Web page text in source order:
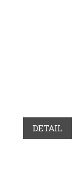
DETAIL